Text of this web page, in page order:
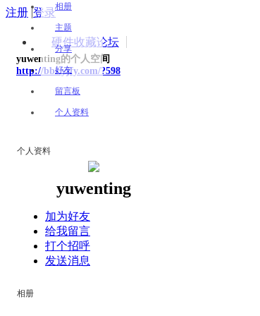
注册 |登录
硬件收藏论坛
yuwenting的个人空间
http://bbs.yjfy.com/?598
相册
主题
分享
好友
留言板
个人资料
个人资料
yuwenting
加为好友
给我留言
打个招呼
发送消息
相册